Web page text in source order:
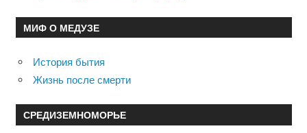
МИФ О МЕДУЗЕ
История бытия
Жизнь после смерти
СРЕДИЗЕМНОМОРЬЕ